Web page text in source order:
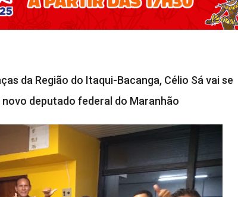
da Região do Itaqui-Bacanga, Célio Sá vai se
deputado federal do Maranhão